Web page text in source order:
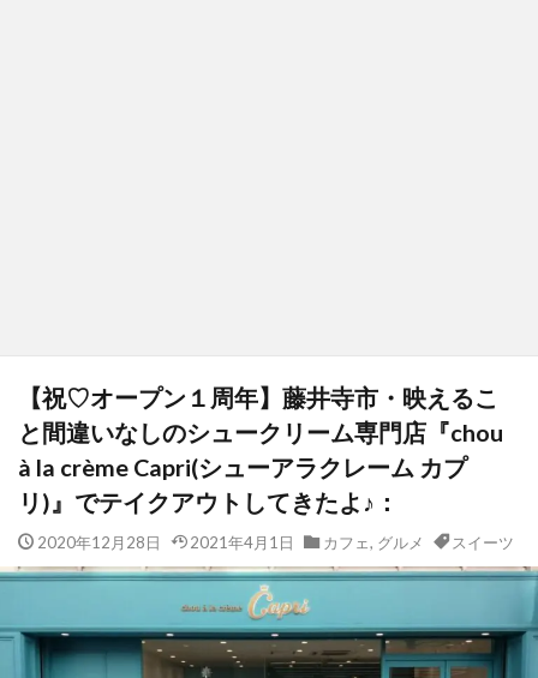
【祝♡オープン１周年】藤井寺市・映えるこ
と間違いなしのシュークリーム専門店『chou
à la crème Capri(シューアラクレーム カプ
リ)』でテイクアウトしてきたよ♪：
2020年12月28日 2021年4月1日 カフェ, グルメ スイーツ